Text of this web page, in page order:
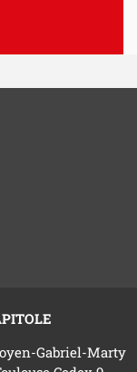
Gabriel-Marty